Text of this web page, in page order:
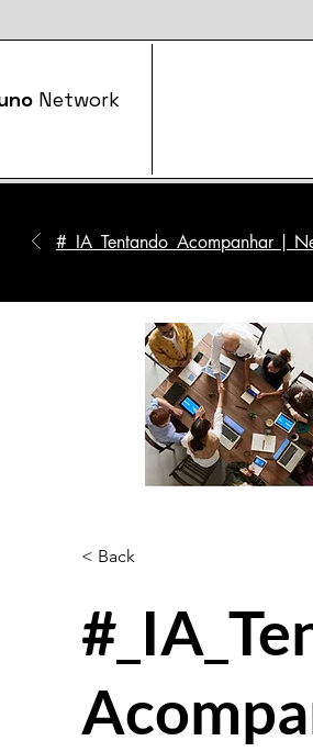
Network
#_IA_Tentando_Acompanhar |
< Back